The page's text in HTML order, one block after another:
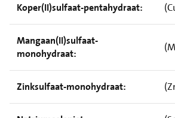
Koper(II)sulfaat-pentahydraat:
Mangaan(II)sulfaat-
monohydraat:
Zinksulfaat-monohydraat: